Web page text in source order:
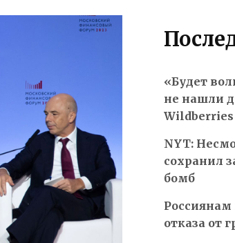
«Будет
не нашли
Wildberries
NYT:
сохранил
бомб
Россиянам
отказа от